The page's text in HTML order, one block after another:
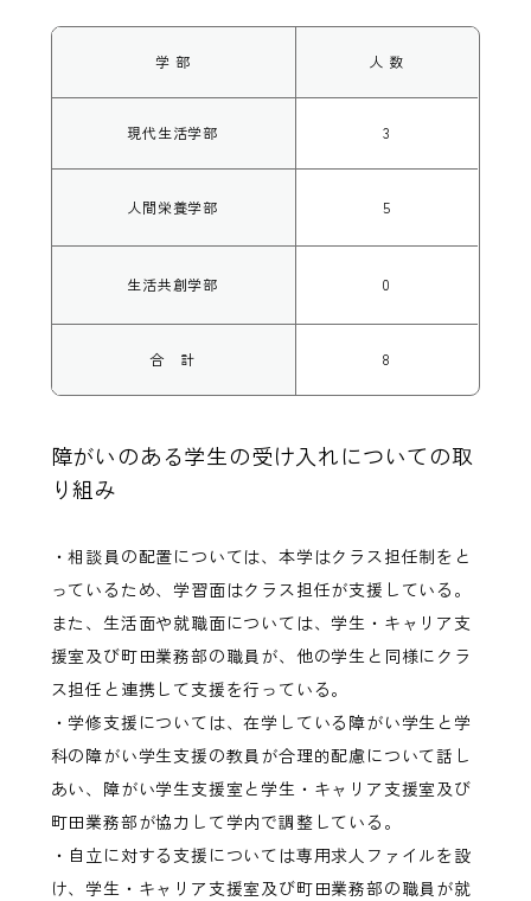
学 部 人 数
現代生活学部 3
人間栄養学部 5
生活共創学部 0
合 計 8
障がいのある学生の受け入れについての取
り組み
・相談員の配置については、本学はクラス担任制をと
っているため、学習面はクラス担任が支援している。
また、生活面や就職面については、学生・キャリア支
援室及び町田業務部の職員が、他の学生と同様にクラ
ス担任と連携して支援を行っている。
・学修支援については、在学している障がい学生と学
科の障がい学生支援の教員が合理的配慮について話し
あい、障がい学生支援室と学生・キャリア支援室及び
町田業務部が協力して学内で調整している。
・自立に対する支援については専用求人ファイルを設
け、学生・キャリア支援室及び町田業務部の職員が就